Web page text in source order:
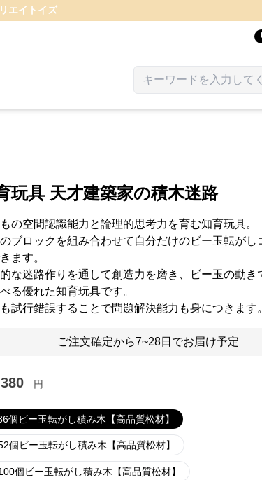
エイトイズ
玩具 天才建築家の積木迷路
の空間認識能力と論理的思考力を育む知育玩具。
ブロックを組み合わせて自分だけのビー玉転がし
ます。
な迷路作りを通して創造力を磨き、ビー玉の動き
る優れた知育玩具です。
試行錯誤することで問題解決能力も身につきます。
ご注文確定から7~28日でお届け予定
円
個ビー玉転がし積み木【高品質松材】
個ビー玉転がし積み木【高品質松材】
個ビー玉転がし積み木【高品質松材】